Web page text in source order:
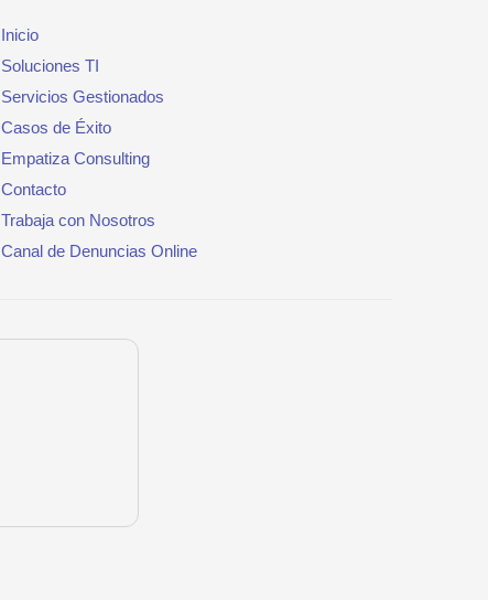
Inicio
Soluciones TI
Servicios Gestionados
Casos de Éxito
Empatiza Consulting
Contacto
Trabaja con Nosotros
Canal de Denuncias Online